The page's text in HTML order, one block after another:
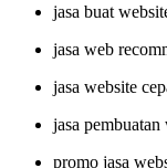
jasa buat
jasa web
jasa website
jasa
promo jasa